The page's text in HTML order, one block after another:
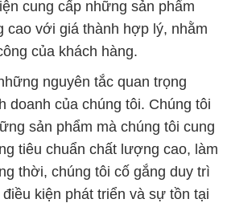
cung cấp những sản phẩm
cao với giá thành hợp lý, nhằm
của khách hàng.
nguyên tắc quan trọng
doanh của chúng tôi. Chúng tôi
sản phẩm mà chúng tôi cung
tiêu chuẩn chất lượng cao, làm
thời, chúng tôi cố gắng duy trì
kiện phát triển và sự tồn tại